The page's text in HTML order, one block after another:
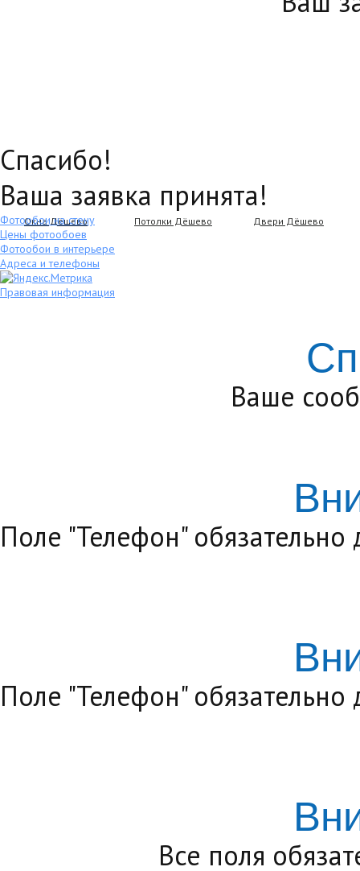
Спасибо!
Ваша заявка принята!
Окна Дёшево Потолки Дёшево Двери Дёшево
Фотообои на стену
Цены фотообоев
Фотообои в интерьере
Адреса и телефоны
Правовая информация
Ваше
Поле "Телефон" обязательно
Поле "Телефон" обязательно
Все поля